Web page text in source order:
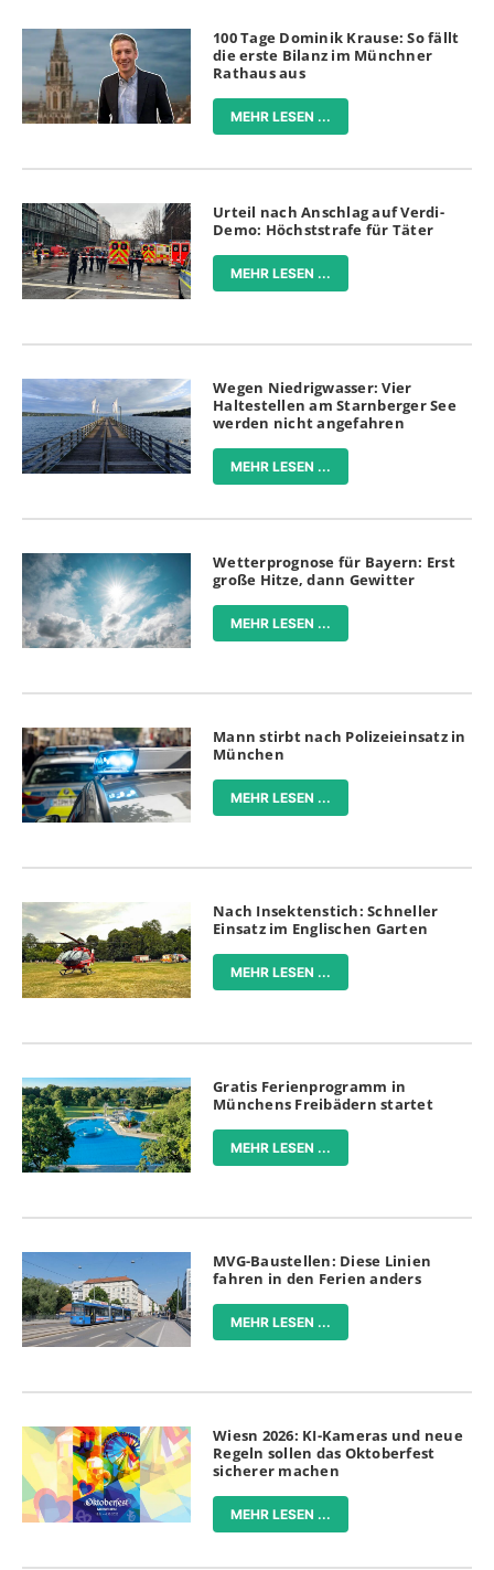
100 Tage Dominik Krause: So fällt
die erste Bilanz im Münchner
Rathaus aus
MEHR LESEN ...
Urteil nach Anschlag auf Verdi-
Demo: Höchststrafe für Täter
MEHR LESEN ...
Wegen Niedrigwasser: Vier
Haltestellen am Starnberger See
werden nicht angefahren
MEHR LESEN ...
Wetterprognose für Bayern: Erst
große Hitze, dann Gewitter
MEHR LESEN ...
Mann stirbt nach Polizeieinsatz in
München
MEHR LESEN ...
Nach Insektenstich: Schneller
Einsatz im Englischen Garten
MEHR LESEN ...
Gratis Ferienprogramm in
Münchens Freibädern startet
MEHR LESEN ...
MVG-Baustellen: Diese Linien
fahren in den Ferien anders
MEHR LESEN ...
Wiesn 2026: KI-Kameras und neue
Regeln sollen das Oktoberfest
sicherer machen
MEHR LESEN ...